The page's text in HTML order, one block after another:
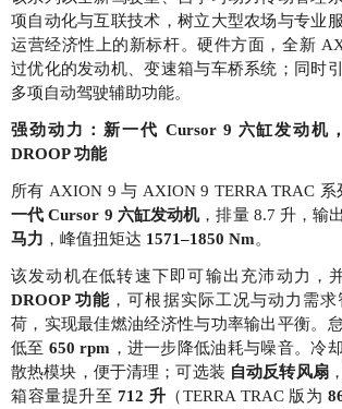
项自动化与互联技术，树立大型农场与专业
运营经济性上的新标杆。硬件方面，全新
过优化的发动机、变速箱与车桥系统；同时
多项自动驾驶辅助功能。
强劲动力：新一代 Cursor 9 六缸发动机
DROOP 功能
所有 AXION 9 与 AXION 9 TERRA TRAC
一代 Cursor 9 六缸发动机，排量 8.7 升，输
马力 ，峰值扭矩达 1571–1850 Nm。
该发动机在低转速下即可输出充沛动力，
DROOP 功能 ，可根据实际工况与动力需
荷，实现最佳燃油经济性与功率输出平衡。
低至 650 rpm ，进一步降低油耗与噪音。冷
散热模块，便于清理；可选装 自动反转风扇
箱容量提升至712 升 （TERRA TRAC 版为